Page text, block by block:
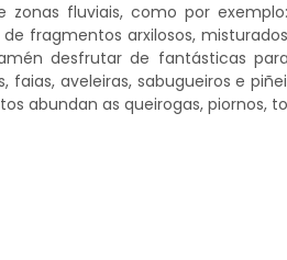
fluviais, como por
fragmentos arxilosos,
desfrutar de fantásticas
aveleiras, sabugueiros e
abundan as queirogas, piornos,